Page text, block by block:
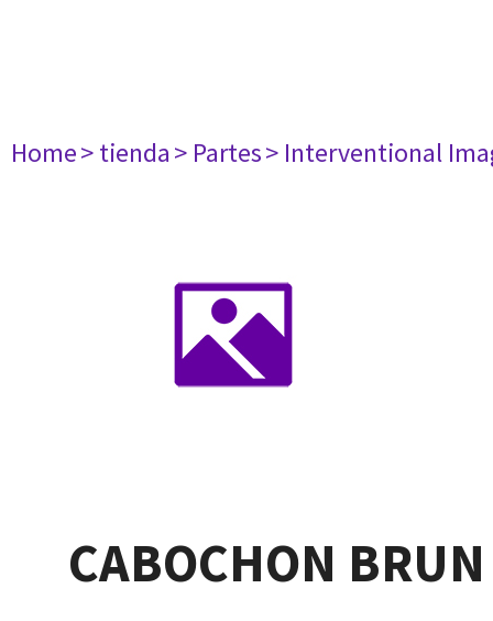
Home> tienda> Partes> Interventional
CABOCHON